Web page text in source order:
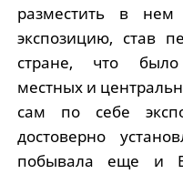
разместить в
экспозицию, став
стране, что
местных и
сам по себе
достоверно
побывала еще и